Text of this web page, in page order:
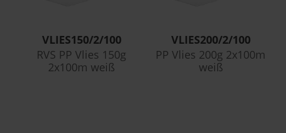
VLIES150/2/100
RVS PP Vlies 150g
2x100m weiß
VLIES200/2/100
PP Vlies 200g 2x100m
weiß